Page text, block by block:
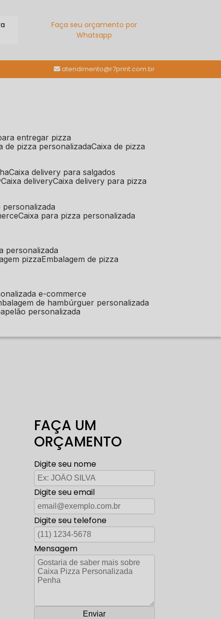
Faça seu orçamento por
Whatsapp
atendimento@r7print.com.br
entregar pizza
de pizza personalizada caixa de pizza
caixa delivery para salgados
caixa delivery caixa delivery para pizza
personalizada
caixa para pizza personalizada
personalizada
pizza embalagem de pizza
e-commerce
de hambúrguer personalizada
personalizada
FAÇA UM
ORÇAMENTO
Digite seu nome
Digite seu email
Digite seu telefone
Mensagem